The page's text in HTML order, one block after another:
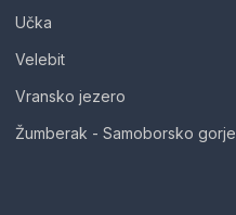
Učka
Velebit
Vransko jezero
Žumberak - Samoborsko gorje